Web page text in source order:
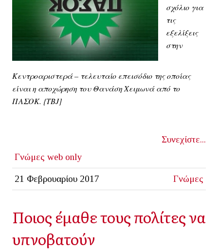
σχόλιο για
τις
εξελίξεις
στην
Κεντροαριστερά – τελευταίο επεισόδιο της οποίας
είναι η αποχώρηση του Θανάση Χειμωνά από το
ΠΑΣΟΚ. {ΤΒJ]
Συνεχίστε...
Γνώμες web only
21 Φεβρουαρίου 2017 Γνώμες
Ποιος έμαθε τους πολίτες να
υπνοβατούν